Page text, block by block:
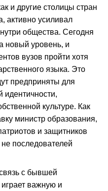
и другие столицы стран
активно усиливал
общества. Сегодня
новый уровень, и
вузов пройти хотя
языка. Это
предприняты для
идентичности,
культуре. Как
министр образования,
и защитников
не последователей
с бывшей
важную и